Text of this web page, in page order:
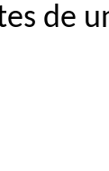
de